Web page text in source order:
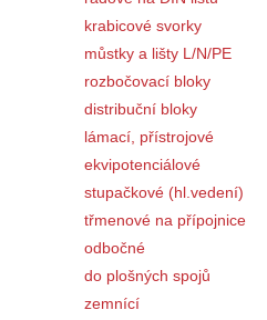
krabicové svorky
můstky a lišty L/N/PE
rozbočovací bloky
distribuční bloky
lámací, přístrojové
ekvipotenciálové
stupačkové (hl.vedení)
třmenové na přípojnice
odbočné
do plošných spojů
zemnící